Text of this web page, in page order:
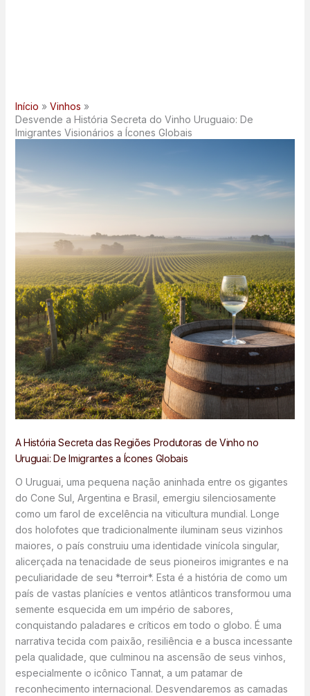
Início
Vinhos
Desvende a História Secreta do Vinho Uruguaio: De
Imigrantes Visionários a Ícones Globais
A História Secreta das Regiões Produtoras de Vinho no
Uruguai: De Imigrantes a Ícones Globais
O Uruguai, uma pequena nação aninhada entre os gigantes
do Cone Sul, Argentina e Brasil, emergiu silenciosamente
como um farol de excelência na viticultura mundial. Longe
dos holofotes que tradicionalmente iluminam seus vizinhos
maiores, o país construiu uma identidade vinícola singular,
alicerçada na tenacidade de seus pioneiros imigrantes e na
peculiaridade de seu *terroir*. Esta é a história de como um
país de vastas planícies e ventos atlânticos transformou uma
semente esquecida em um império de sabores,
conquistando paladares e críticos em todo o globo. É uma
narrativa tecida com paixão, resiliência e a busca incessante
pela qualidade, que culminou na ascensão de seus vinhos,
especialmente o icônico Tannat, a um patamar de
reconhecimento internacional. Desvendaremos as camadas